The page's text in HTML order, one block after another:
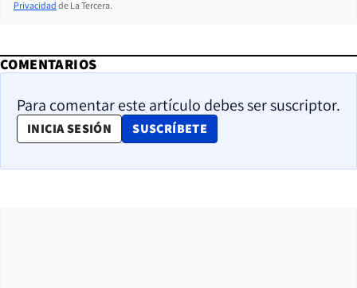
Privacidad de La Tercera.
COMENTARIOS
Para comentar este artículo debes ser suscriptor.
INICIA SESIÓN SUSCRÍBETE
OPENS IN NEW WINDOW